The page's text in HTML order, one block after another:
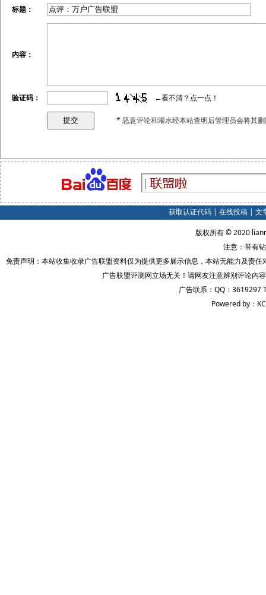
标题：
内容：
验证码： ←看不清？点一点！
* 恶意评论和灌水经本站查明后管理员会将其
获取认证代码| 在线投稿| 文
版权所有 © 2020
注意：带有
免责声明：本站收集收录广告联盟资料仅为提供更多展示信息，本站无能力及责
广告联盟评测网立场无关！请网友注意辨别评论内
广告联系：QQ：3619297
Powered by：